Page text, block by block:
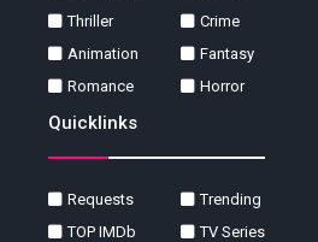
Thriller
Crime
Animation
Fantasy
Romance
Horror
Quicklinks
Requests
Trending
TOP IMDb
TV Series